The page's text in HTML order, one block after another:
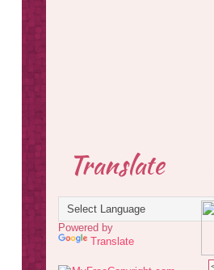
Translate
Powered by
Translate